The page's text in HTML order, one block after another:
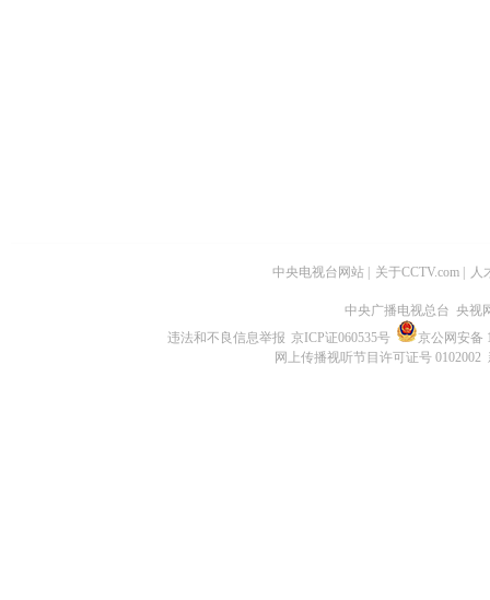
中央电视台网站 关于CCTV.com 人
中央广播电视总台 央视
违法和不良信息举报 京ICP证060535号
京公网安备
网上传播视听节目许可证号 0102002